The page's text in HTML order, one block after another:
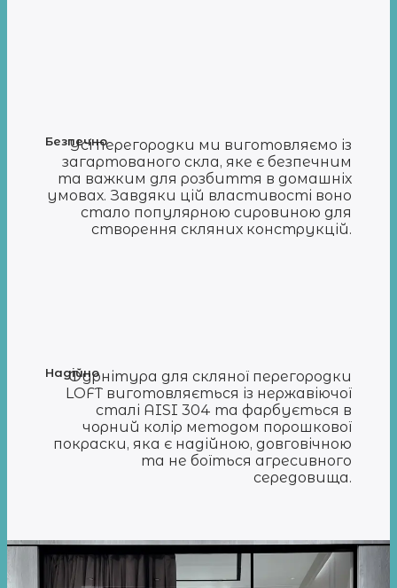
Безпечно
Усі перегородки ми виготовляємо із
загартованого скла, яке є безпечним
та важким для розбиття в домашніх
умовах. Завдяки цій властивості воно
стало популярною сировиною для
створення скляних конструкцій.
Надійно
Фурнітура для скляної перегородки
LOFT виготовляється із нержавіючої
сталі AISI 304 та фарбується в
чорний колір методом порошкової
покраски, яка є надійною, довговічною
та не боїться агресивного
середовища.